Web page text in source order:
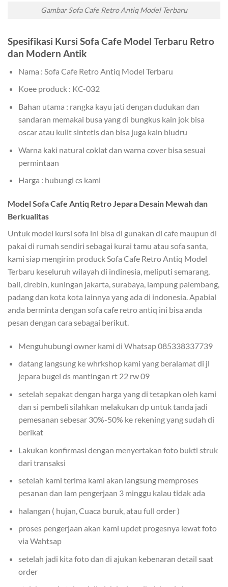
Gambar Sofa Cafe Retro Antiq Model Terbaru
Spesifikasi Kursi Sofa Cafe Model Terbaru Retro
dan Modern Antik
Nama : Sofa Cafe Retro Antiq Model Terbaru
Koee produck : KC-032
Bahan utama : rangka kayu jati dengan dudukan dan
sandaran memakai busa yang di bungkus kain jok bisa
oscar atau kulit sintetis dan bisa juga kain bludru
Warna kaki natural coklat dan warna cover bisa sesuai
permintaan
Harga : hubungi cs kami
Model Sofa Cafe Antiq Retro Jepara Desain Mewah dan
Berkualitas
Untuk model kursi sofa ini bisa di gunakan di cafe maupun di
pakai di rumah sendiri sebagai kurai tamu atau sofa santa,
kami siap mengirim produck Sofa Cafe Retro Antiq Model
Terbaru keseluruh wilayah di indinesia, meliputi semarang,
bali, cirebin, kuningan jakarta, surabaya, lampung palembang,
padang dan kota kota lainnya yang ada di indonesia. Apabial
anda berminta dengan sofa cafe retro antiq ini bisa anda
pesan dengan cara sebagai berikut.
Menguhubungi owner kami di Whatsap 085338337739
datang langsung ke whrkshop kami yang beralamat di jl
jepara bugel ds mantingan rt 22 rw 09
setelah sepakat dengan harga yang di tetapkan oleh kami
dan si pembeli silahkan melakukan dp untuk tanda jadi
pemesanan sebesar 30%-50% ke rekening yang sudah di
berikat
Lakukan konfirmasi dengan menyertakan foto bukti struk
dari transaksi
setelah kami terima kami akan langsung memproses
pesanan dan lam pengerjaan 3 minggu kalau tidak ada
halangan ( hujan, Cuaca buruk, atau full order )
proses pengerjaan akan kami updet progesnya lewat foto
via Wahtsap
setelah jadi kita foto dan di ajukan kebenaran detail saat
order